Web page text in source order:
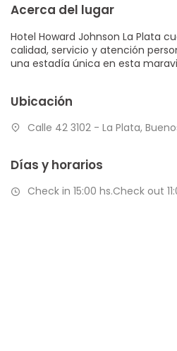
Acerca del lugar
Hotel Howard Johnson La Plata
calidad, servicio y atención
una estadía única en esta
Ubicación
Calle 42 3102 - La Plata,
Días y horarios
Check in 15:00 hs.Check out